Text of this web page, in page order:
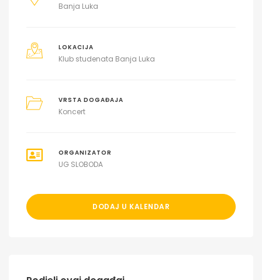
Banja Luka
LOKACIJA
Klub studenata Banja Luka
VRSTA DOGAĐAJA
Koncert
ORGANIZATOR
UG SLOBODA
DODAJ U KALENDAR